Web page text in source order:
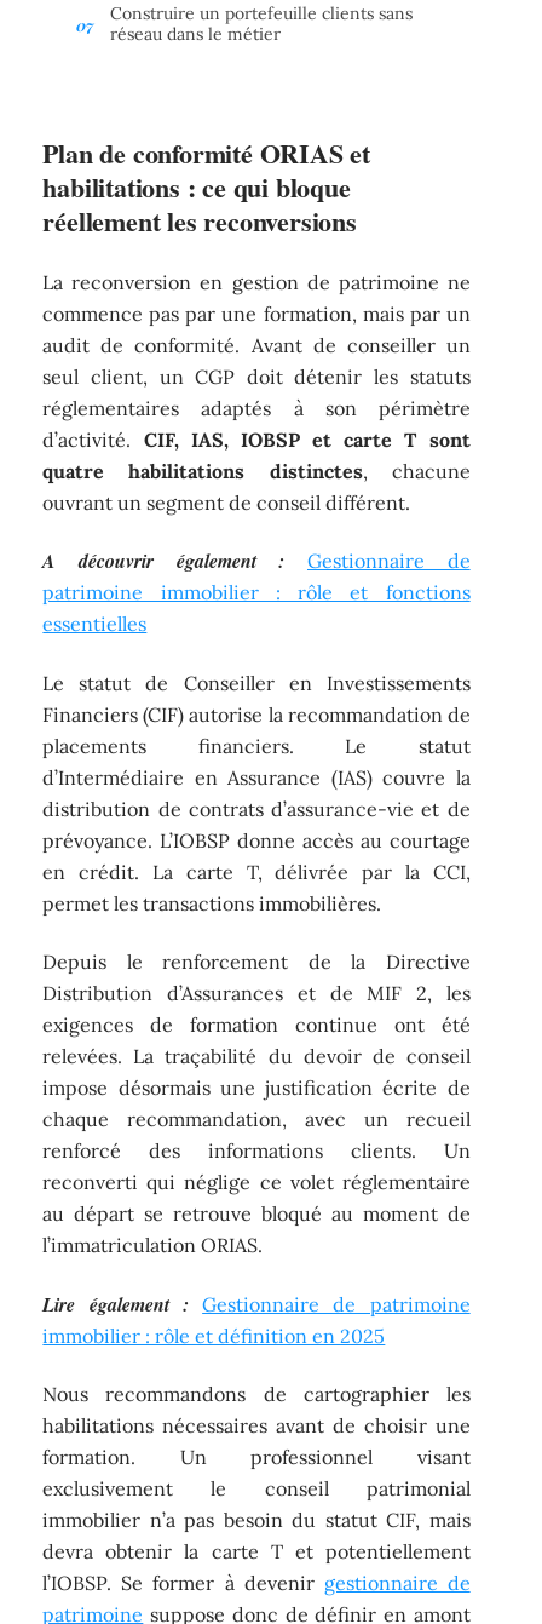
Construire un portefeuille clients sans
réseau dans le métier
Plan de conformité ORIAS et
habilitations : ce qui bloque
réellement les reconversions
La reconversion en gestion de patrimoine ne
commence pas par une formation, mais par un
audit de conformité. Avant de conseiller un
seul client, un CGP doit détenir les statuts
réglementaires adaptés à son périmètre
d’activité. CIF, IAS, IOBSP et carte T sont
quatre habilitations distinctes, chacune
ouvrant un segment de conseil différent.
A découvrir également :
Gestionnaire de
patrimoine immobilier : rôle et fonctions
essentielles
Le statut de Conseiller en Investissements
Financiers (CIF) autorise la recommandation de
placements financiers. Le statut
d’Intermédiaire en Assurance (IAS) couvre la
distribution de contrats d’assurance-vie et de
prévoyance. L’IOBSP donne accès au courtage
en crédit. La carte T, délivrée par la CCI,
permet les transactions immobilières.
Depuis le renforcement de la Directive
Distribution d’Assurances et de MIF 2, les
exigences de formation continue ont été
relevées. La traçabilité du devoir de conseil
impose désormais une justification écrite de
chaque recommandation, avec un recueil
renforcé des informations clients. Un
reconverti qui néglige ce volet réglementaire
au départ se retrouve bloqué au moment de
l’immatriculation ORIAS.
Lire également :
Gestionnaire de patrimoine
immobilier : rôle et définition en 2025
Nous recommandons de cartographier les
habilitations nécessaires avant de choisir une
formation. Un professionnel visant
exclusivement le conseil patrimonial
immobilier n’a pas besoin du statut CIF, mais
devra obtenir la carte T et potentiellement
l’IOBSP. Se former à devenir gestionnaire de
patrimoine suppose donc de définir en amont